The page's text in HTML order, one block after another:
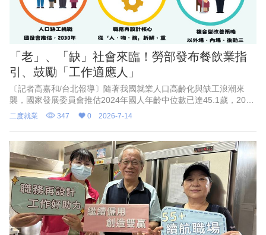
「老」、「缺」社會來臨！勞部發布餐飲業指
引、鼓勵「工作適應人」
〔記者高嘉和/台北報導〕隨著我國就業人口高齡化與缺工浪潮來
襲，國家發展委員會推估2024年國人年齡中位數已達45.1歲，2030
年更將進一步升至48.7歲。面對「老」與「缺」的社會進行式，勞
動力發展署
二度就業 347 0 2026-7-14